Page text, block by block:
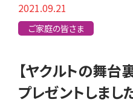
2021.09.21
ご家庭の皆さま
【ヤクルトの舞台
プレゼントしまし